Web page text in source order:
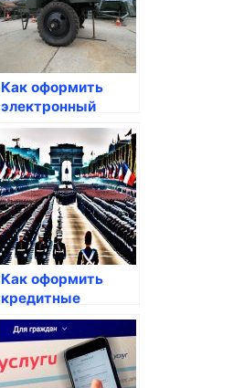
Как оформить
электронный
паспорт через
Госуслуги
Как оформить
кредитные
каникулы через
Госуслуги